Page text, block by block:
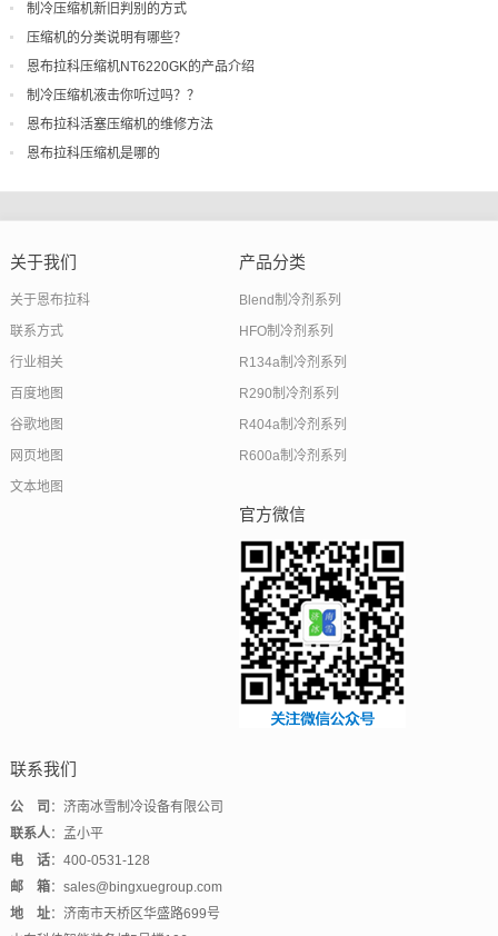
制冷压缩机新旧判别的方式
压缩机的分类说明有哪些？
恩布拉科压缩机NT6220GK的产品介绍
制冷压缩机液击你听过吗？？
恩布拉科活塞压缩机的维修方法
恩布拉科压缩机是哪的
关于我们
关于恩布拉科
联系方式
行业相关
百度地图
谷歌地图
网页地图
文本地图
产品分类
Blend制冷剂系列
HFO制冷剂系列
R134a制冷剂系列
R290制冷剂系列
R404a制冷剂系列
R600a制冷剂系列
官方微信
联系我们
公 司 ：济南冰雪制冷设备有限公司
联系人：孟小平
电 话：400-0531-128
邮 箱：sales@bingxuegroup.com
地 址：济南市天桥区华盛路699号